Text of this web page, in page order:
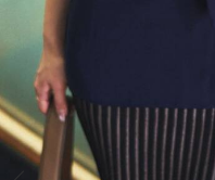
Prev